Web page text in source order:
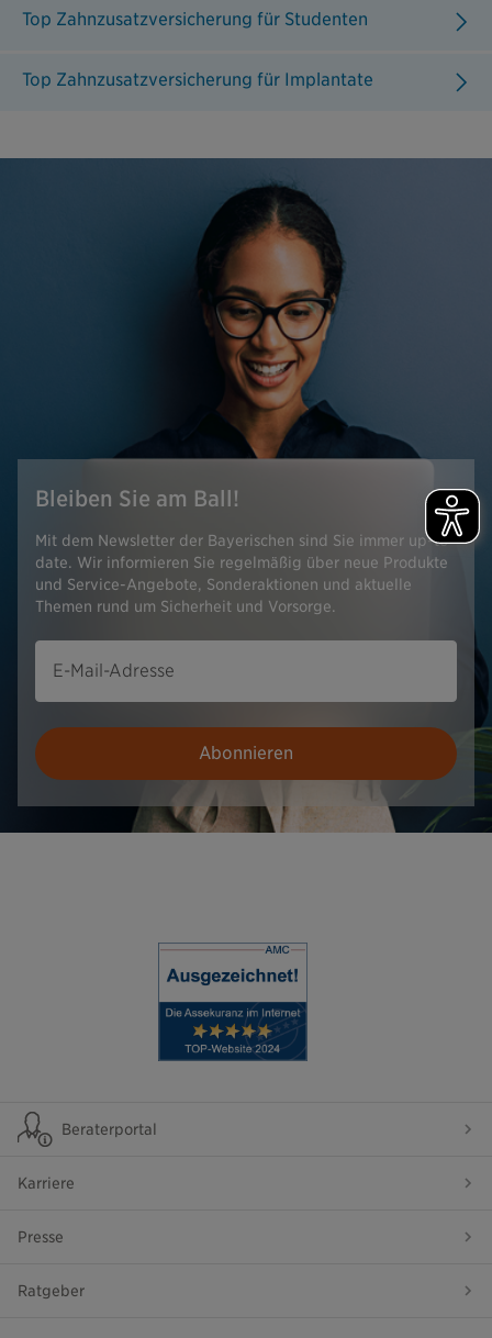
Top Zahnzusatzversicherung für Studenten
Top Zahnzusatzversicherung für Implantate
Bleiben Sie am Ball!
Mit dem Newsletter der Bayerischen sind Sie immer up-to-
date. Wir informieren Sie regelmäßig über neue Produkte
und Service-Angebote, Sonderaktionen und aktuelle
Themen rund um Sicherheit und Vorsorge.
E-Mail-Adresse
Abonnieren
Beraterportal
Karriere
Presse
Ratgeber